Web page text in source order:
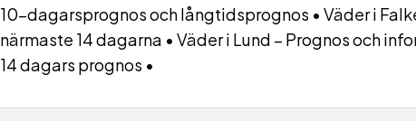
10-dagarsprognos och långtidsprognos • Väder i
närmaste 14 dagarna • Väder i Lund – Prognos och
14 dagars prognos •